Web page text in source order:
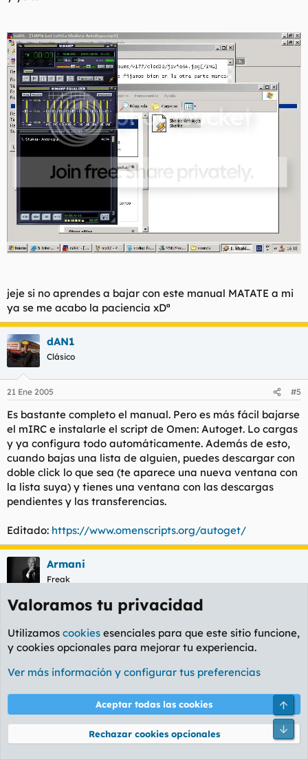
jeje si no aprendes a bajar con este manual MATATE a mi
ya se me acabo la paciencia xDª
dAN1
Clásico
21 Ene 2005 #5
Es bastante completo el manual. Pero es más fácil bajarse
el mIRC e instalarle el script de Omen: Autoget. Lo cargas
y ya configura todo automáticamente. Además de esto,
cuando bajas una lista de alguien, puedes descargar con
doble click lo que sea (te aparece una nueva ventana con
la lista suya) y tienes una ventana con las descargas
pendientes y las transferencias.
Editado: https://www.omenscripts.org/autoget/
Armani
Freak
21 Ene 2005
siempre quise chatear por irc, pero nunca fui capaz a
configurarlo.
alguien que me diga uno que vaya bien,sea en español y
de facil manejo o que venga con manual
gracias
Valoramos tu privacidad
Utilizamos cookies esenciales para que este sitio funcione,
y cookies opcionales para mejorar tu experiencia.
Ver más información y configurar tus preferencias
Aceptar todas las cookies
Rechazar cookies opcionales